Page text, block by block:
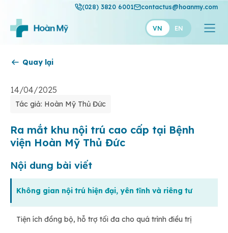
(028) 3820 6001 contactus@hoanmy.com
VN EN
Hạnh Phúc
Thuận Mỹ
Quay lại
14/04/2025
Tác giả: Hoàn Mỹ Thủ Đức
Ra mắt khu nội trú cao cấp tại Bệnh
viện Hoàn Mỹ Thủ Đức
Nội dung bài viết
Không gian nội trú hiện đại, yên tĩnh và riêng tư
Tiện ích đồng bộ, hỗ trợ tối đa cho quá trình điều trị